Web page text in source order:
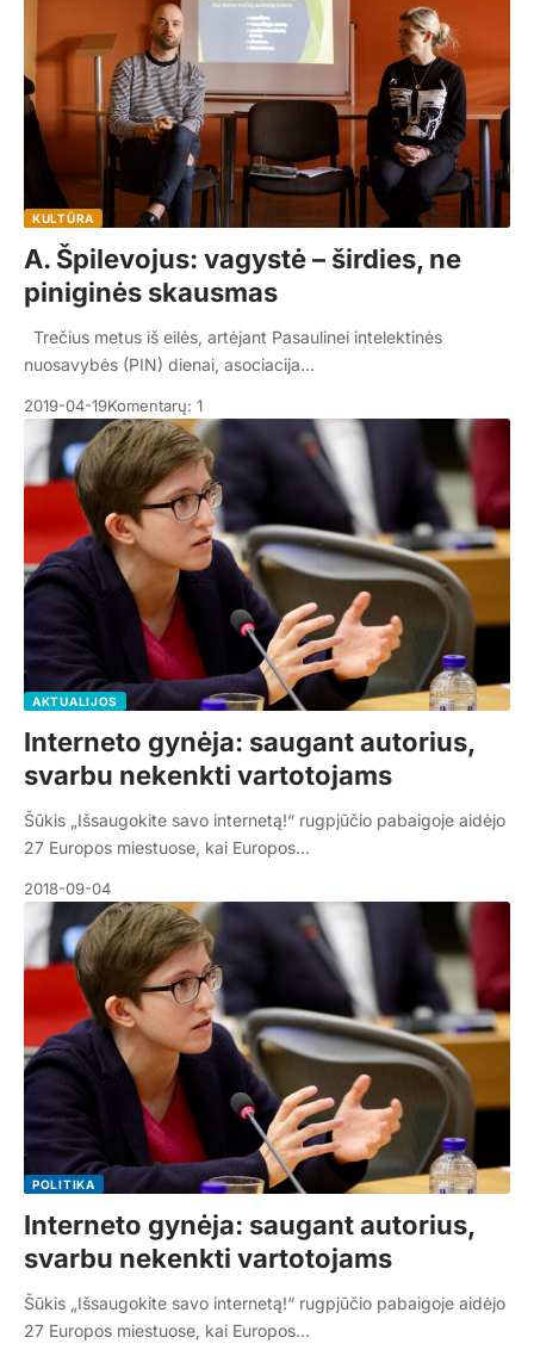
KULTŪRA
A. Špilevojus: vagystė – širdies, ne
piniginės skausmas
Trečius metus iš eilės, artėjant Pasaulinei intelektinės
nuosavybės (PIN) dienai, asociacija…
2019-04-19Komentarų: 1
AKTUALIJOS
Interneto gynėja: saugant autorius,
svarbu nekenkti vartotojams
Šūkis „Išsaugokite savo internetą!“ rugpjūčio pabaigoje aidėjo
27 Europos miestuose, kai Europos…
2018-09-04
POLITIKA
Interneto gynėja: saugant autorius,
svarbu nekenkti vartotojams
Šūkis „Išsaugokite savo internetą!“ rugpjūčio pabaigoje aidėjo
27 Europos miestuose, kai Europos…